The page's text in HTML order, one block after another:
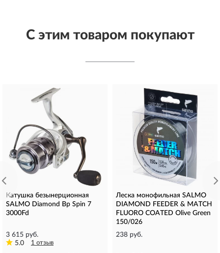
С этим товаром покупают
Катушка безынерционная
SALMO Diamond Bp Spin 7
3000Fd
3 615 руб.
5.0
1 отзыв
Леска монофильная SALMO
DIAMOND FEEDER & MATCH
FLUORO COATED Olive Green
150/026
238 руб.